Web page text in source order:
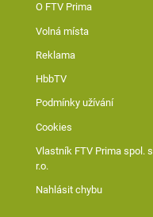
O FTV Prima
Volná místa
Reklama
HbbTV
Podmínky užívání
Cookies
Vlastník FTV Prima spol. s
r.o.
Nahlásit chybu